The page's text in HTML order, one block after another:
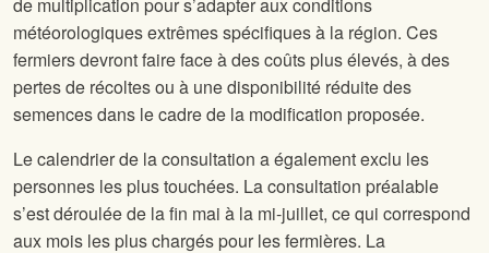
de multiplication pour s’adapter aux conditions
météorologiques extrêmes spécifiques à la région. Ces
fermiers devront faire face à des coûts plus élevés, à des
pertes de récoltes ou à une disponibilité réduite des
semences dans le cadre de la modification proposée.
Le calendrier de la consultation a également exclu les
personnes les plus touchées. La consultation préalable
s’est déroulée de la fin mai à la mi-juillet, ce qui correspond
aux mois les plus chargés pour les fermières. La